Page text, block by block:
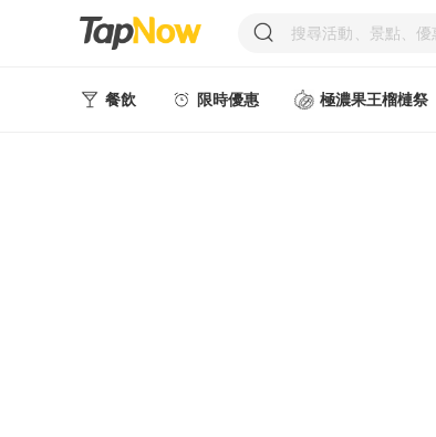
餐飲 限時優惠 極濃果王榴槤祭